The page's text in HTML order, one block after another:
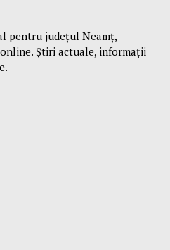
pentru județul Neamț,
Știri actuale, informații